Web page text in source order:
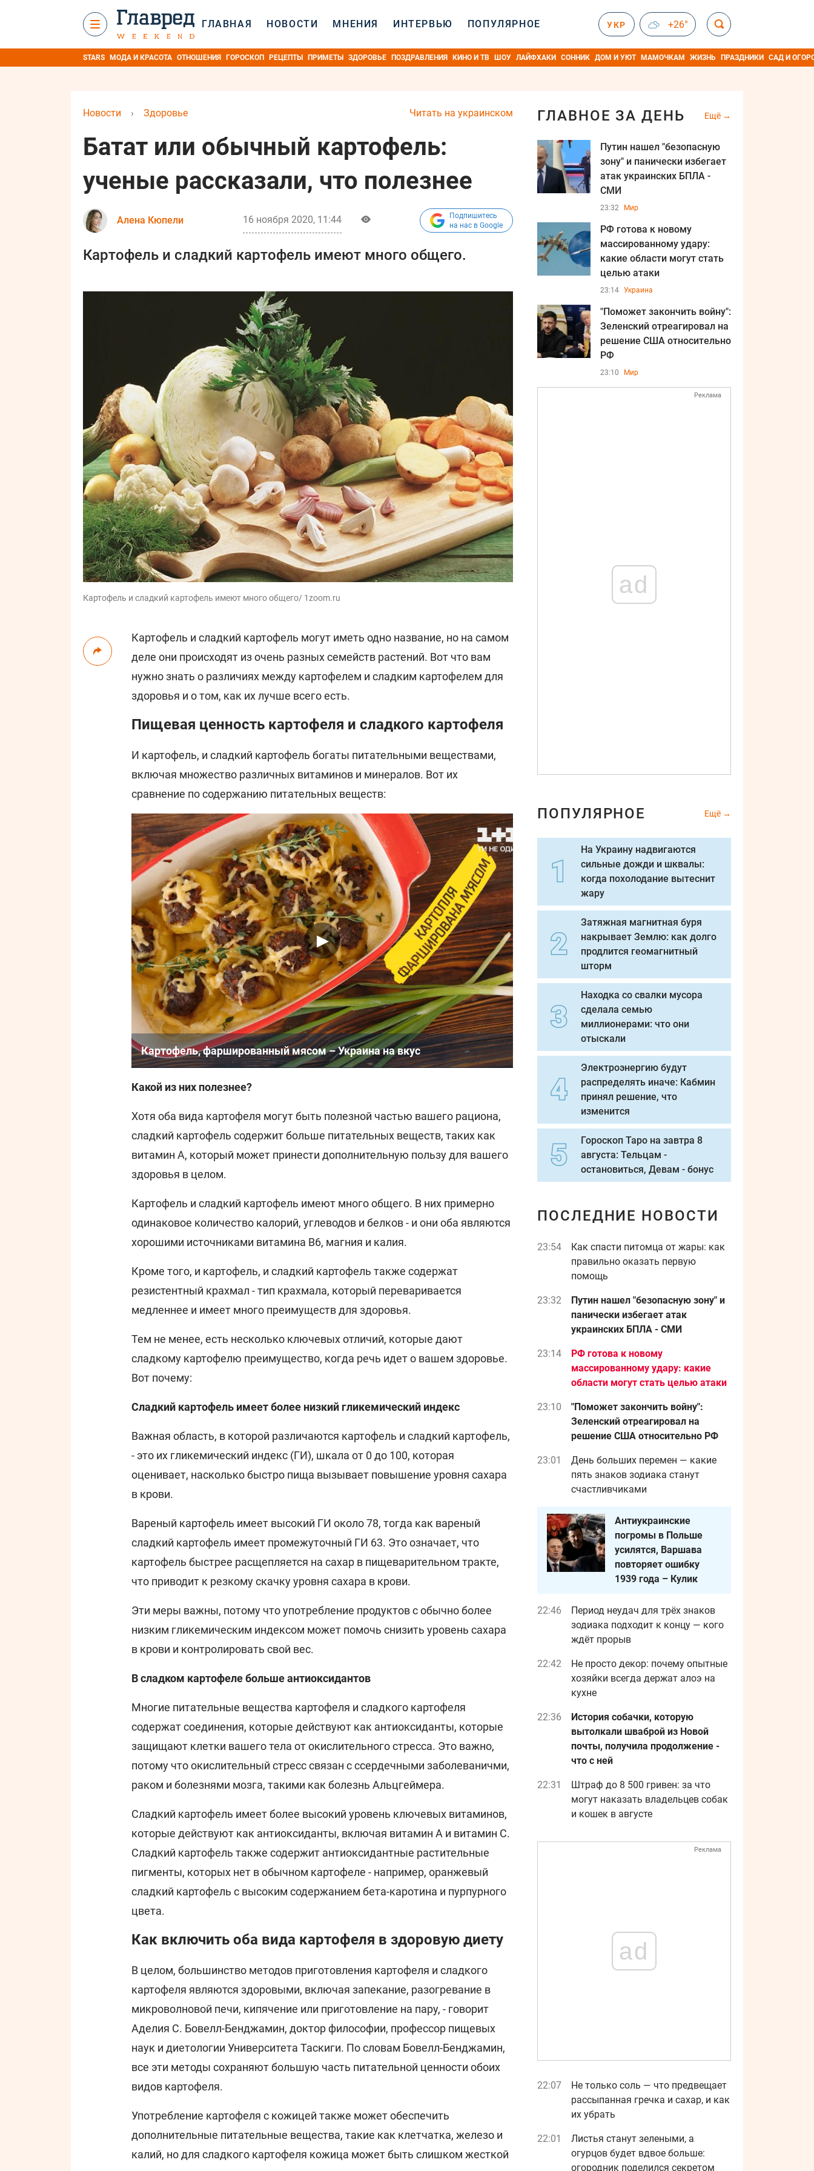
ГЛАВНАЯ НОВОСТИ МНЕНИЯ ИНТЕРВЬЮ ПОПУЛЯРНОЕ УКР +26°
STARS МОДА И КРАСОТА ОТНОШЕНИЯ ГОРОСКОП РЕЦЕПТЫ ПРИМЕТЫ ЗДОРОВЬЕ ПОЗДРАВЛЕНИЯ КИНО И ТВ ШОУ ЛАЙФХАКИ СОННИК ДОМ И УЮТ МАМОЧКАМ ЖИЗНЬ ПРАЗДНИКИ САД И
Читать на украинском
Новости › Здоровье
Батат или обычный картофель:
ученые рассказали, что полезнее
Алена Кюпели 16 ноября 2020, 11:44
Подпишитесь
на нас в Google
Картофель и сладкий картофель имеют много общего.
Картофель и сладкий картофель имеют много общего/ 1zoom.ru
Картофель и сладкий картофель могут иметь одно название, но на самом
деле они происходят из очень разных семейств растений. Вот что вам
нужно знать о различиях между картофелем и сладким картофелем для
здоровья и о том, как их лучше всего есть.
Пищевая ценность картофеля и сладкого картофеля
И картофель, и сладкий картофель богаты питательными веществами,
включая множество различных витаминов и минералов. Вот их
сравнение по содержанию питательных веществ:
Картофель, фаршированный мясом – Украина на вкус
Какой из них полезнее?
Хотя оба вида картофеля могут быть полезной частью вашего рациона,
сладкий картофель содержит больше питательных веществ, таких как
витамин А, который может принести дополнительную пользу для вашего
здоровья в целом.
Картофель и сладкий картофель имеют много общего. В них примерно
одинаковое количество калорий, углеводов и белков - и они оба являются
хорошими источниками витамина B6, магния и калия.
Кроме того, и картофель, и сладкий картофель также содержат
резистентный крахмал - тип крахмала, который переваривается
медленнее и имеет много преимуществ для здоровья.
Тем не менее, есть несколько ключевых отличий, которые дают
сладкому картофелю преимущество, когда речь идет о вашем здоровье.
Вот почему:
Сладкий картофель имеет более низкий гликемический индекс
Важная область, в которой различаются картофель и сладкий картофель,
- это их гликемический индекс (ГИ), шкала от 0 до 100, которая
оценивает, насколько быстро пища вызывает повышение уровня сахара
в крови.
Вареный картофель имеет высокий ГИ около 78, тогда как вареный
сладкий картофель имеет промежуточный ГИ 63. Это означает, что
картофель быстрее расщепляется на сахар в пищеварительном тракте,
что приводит к резкому скачку уровня сахара в крови.
Эти меры важны, потому что употребление продуктов с обычно более
низким гликемическим индексом может помочь снизить уровень сахара
в крови и контролировать свой вес.
В сладком картофеле больше антиоксидантов
Многие питательные вещества картофеля и сладкого картофеля
содержат соединения, которые действуют как антиоксиданты, которые
защищают клетки вашего тела от окислительного стресса. Это важно,
потому что окислительный стресс связан с ссердечными заболеваничми,
раком и болезнями мозга, такими как болезнь Альцгеймера.
Сладкий картофель имеет более высокий уровень ключевых витаминов,
которые действуют как антиоксиданты, включая витамин А и витамин С.
Сладкий картофель также содержит антиоксидантные растительные
пигменты, которых нет в обычном картофеле - например, оранжевый
сладкий картофель с высоким содержанием бета-каротина и пурпурного
цвета.
Как включить оба вида картофеля в здоровую диету
В целом, большинство методов приготовления картофеля и сладкого
картофеля являются здоровыми, включая запекание, разогревание в
микроволновой печи, кипячение или приготовление на пару, - говорит
Аделия С. Бовелл-Бенджамин, доктор философии, профессор пищевых
наук и диетологии Университета Таскиги. По словам Бовелл-Бенджамин,
все эти методы сохраняют большую часть питательной ценности обоих
видов картофеля.
Употребление картофеля с кожицей также может обеспечить
дополнительные питательные вещества, такие как клетчатка, железо и
калий, но для сладкого картофеля кожица может быть слишком жесткой
ГЛАВНОЕ ЗА ДЕНЬ Ещё
Путин нашел "безопасную
зону" и панически избегает
атак украинских БПЛА -
СМИ
23:32 Мир
РФ готова к новому
массированному удару:
какие области могут стать
целью атаки
23:14 Украина
"Поможет закончить войну":
Зеленский отреагировал на
решение США относительно
РФ
23:10 Мир
Реклама
ad
ПОПУЛЯРНОЕ Ещё
На Украину надвигаются
сильные дожди и шквалы:
когда похолодание вытеснит
жару
Затяжная магнитная буря
накрывает Землю: как долго
продлится геомагнитный
шторм
Находка со свалки мусора
сделала семью
миллионерами: что они
отыскали
Электроэнергию будут
распределять иначе: Кабмин
принял решение, что
изменится
Гороскоп Таро на завтра 8
августа: Тельцам -
остановиться, Девам - бонус
ПОСЛЕДНИЕ НОВОСТИ
23:54
Как спасти питомца от жары: как
правильно оказать первую
помощь
23:32
Путин нашел "безопасную зону" и
панически избегает атак
украинских БПЛА - СМИ
23:14
РФ готова к новому
массированному удару: какие
области могут стать целью атаки
23:10
"Поможет закончить войну":
Зеленский отреагировал на
решение США относительно РФ
23:01
День больших перемен — какие
пять знаков зодиака станут
счастливчиками
Антиукраинские
погромы в Польше
усилятся, Варшава
повторяет ошибку
1939 года – Кулик
22:46
Период неудач для трёх знаков
зодиака подходит к концу — кого
ждёт прорыв
22:42
Не просто декор: почему опытные
хозяйки всегда держат алоэ на
кухне
22:36
История собачки, которую
вытолкали шваброй из Новой
почты, получила продолжение -
что с ней
22:31
Штраф до 8 500 гривен: за что
могут наказать владельцев собак
и кошек в августе
Реклама
ad
22:07
Не только соль — что предвещает
рассыпанная гречка и сахар, и как
их убрать
22:01
Листья станут зелеными, а
огурцов будет вдвое больше:
огородник поделился секретом